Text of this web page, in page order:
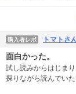
購入者レポ トマトさ
面白かった。
試し読みからはじま
探りながら読んでい
年に発売されていた